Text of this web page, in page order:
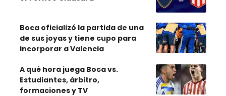
Boca oficializó la partida de una
de sus joyas y tiene cupo para
incorporar a Valencia
A qué hora juega Boca vs.
Estudiantes, árbitro,
formaciones y TV